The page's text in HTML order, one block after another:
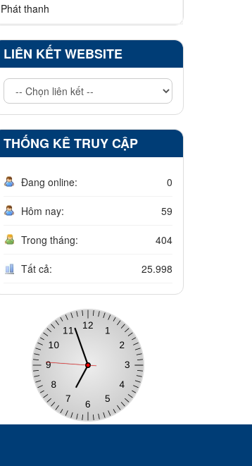
Phát thanh
LIÊN KẾT WEBSITE
THỐNG KÊ TRUY CẬP
Đang online: 0
Hôm nay: 59
Trong tháng: 404
Tất cả: 25.998